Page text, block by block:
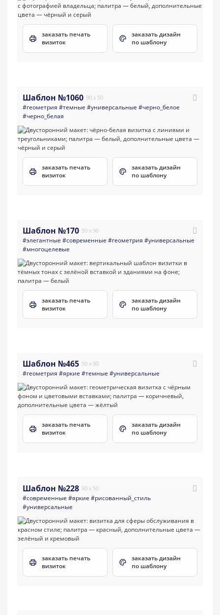
заказать печать
визиток
заказать дизайн
по шаблону
Шаблон №1060 90 x 50
#геометрия #темные #универсальные #черно_белое
#черно_белая
заказать печать
визиток
заказать дизайн
по шаблону
Шаблон №170 50 x 90
#элегантные #современные #геометрия #универсальные
#многоцелевые
заказать печать
визиток
заказать дизайн
по шаблону
Шаблон №465 50 x 90
#геометрия #яркие #темные #универсальные
заказать печать
визиток
заказать дизайн
по шаблону
Шаблон №228 90 x 50
#современные #яркие #рисованный_стиль
#универсальные
заказать печать
визиток
заказать дизайн
по шаблону